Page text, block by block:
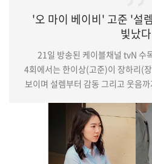
'오 마이 베이비' 고준 '설
빛났다
21일 방송된 케이블채널 tvN 수
4회에서는 한이상(고준)이 장하리(
보이며 설렘부터 감동 그리고 웃음
장하리를 바라보며 자신의 마음을
장식했다.(중략)이렇듯 고준은
자유자재로 오가는 한이상의 복잡다
심도 있게 담아내며 극을 꽉 채웠다